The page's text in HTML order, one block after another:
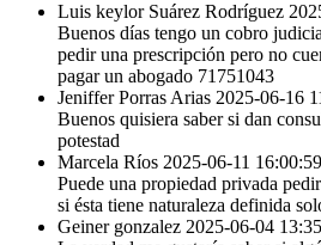
Luis keylor Suárez Rodríguez
Buenos días tengo un cobro
pedir una prescripción pero no
pagar un abogado 71751043
Jeniffer Porras Arias 2025-06-16
Buenos quisiera saber si dan
potestad
Marcela Ríos 2025-06-11 16:00:59
Puede una propiedad privada
si ésta tiene naturaleza definida
Geiner gonzalez 2025-06-04